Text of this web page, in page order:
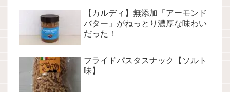
【カルディ】無添加「アーモンド
バター」がねっとり濃厚な味わい
だった！
フライドパスタスナック【ソルト
味】